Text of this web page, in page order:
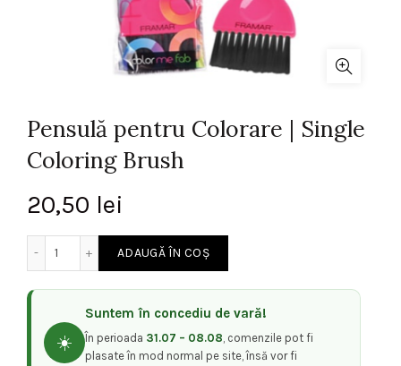
Pensulă pentru Colorare | Single
Coloring Brush
20,50 lei
Cantitate Pensulă pentru Colorare | Single Coloring Brush
ADAUGĂ ÎN COȘ
☀️
Suntem în concediu de vară!
În perioada 31.07 – 08.08, comenzile pot fi
plasate în mod normal pe site, însă vor fi